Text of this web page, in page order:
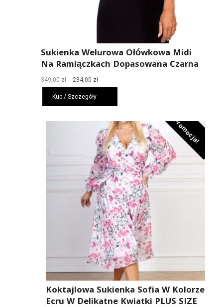
Sukienka Welurowa Ołówkowa Midi
Na Ramiączkach Dopasowana Czarna
349,00zł
Pierwotna
cena
wynosiła:
349,00 zł.
234,00 złAktualna
cena
234,00 zł.
Kup / Szczegóły
Promocja!
Koktajlowa Sukienka Sofia W Kolorze
Ecru W Delikatne Kwiatki PLUS SIZE